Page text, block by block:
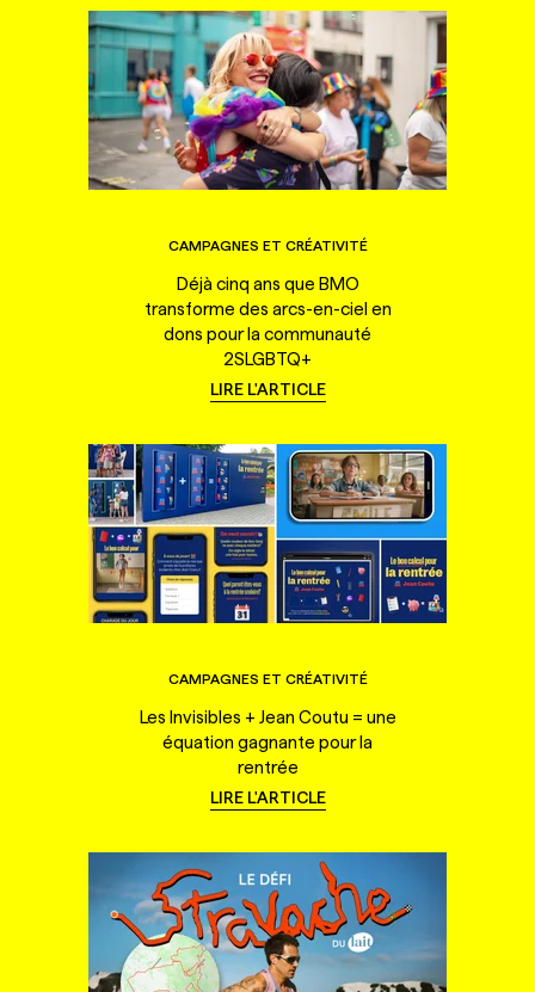
CAMPAGNES ET CRÉATIVITÉ
Déjà cinq ans que BMO
transforme des arcs-en-ciel en
dons pour la communauté
2SLGBTQ+
LIRE L'ARTICLE
CAMPAGNES ET CRÉATIVITÉ
Les Invisibles + Jean Coutu = une
équation gagnante pour la
rentrée
LIRE L'ARTICLE